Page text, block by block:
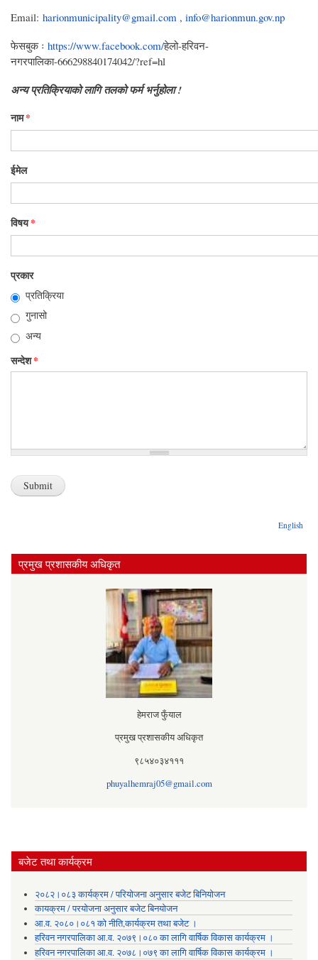
Email: harionmunicipality@gmail.com , info@harionmun.gov.np
फेसबुक ः https://www.facebook.com/हेलो-हरिवन-
नगरपालिका-666298840174042/?ref=hl
अन्य प्रतिक्रियाको लागि तलको फर्म भर्नुहोला !
नाम*
ईमेल
विषय*
प्रकार
प्रतिक्रिया
गुनासो
अन्य
सन्देश*
English
प्रमुख प्रशासकीय अधिकृत
हेमराज फुँयाल
प्रमुख प्रशासकीय अधिकृत
९८५४०३४१११
phuyalhemraj05@gmail.com
बजेट तथा कार्यक्रम
२०८२।०८३ कार्यक्रम / परियोजना अनुसार बजेट बिनियोजन
कायक्रम / परयोजना अनुसार बजेट बिनयोजन
आ.व. २०८०।०८१ को नीति,कार्यक्रम तथा बजेट ।
हरिवन नगरपालिका आ‍.व. २०७९।०८० का लागि वार्षिक विकास कार्यक्रम ।
हरिवन नगरपालिका आ‍.व. २०७८।०७९ का लागि वार्षिक विकास कार्यक्रम ।